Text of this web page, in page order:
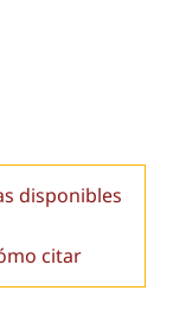
disponibles
citar